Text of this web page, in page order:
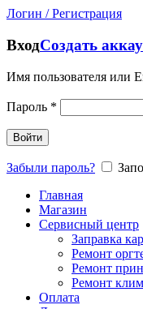
Логин / Регистрация
ВходСоздать
Имя пользователя или
Пароль *
Войти
Забыли пароль?
Главная
Магазин
Сервисный центр
Заправка
Ремонт
Ремонт
Ремонт
Оплата